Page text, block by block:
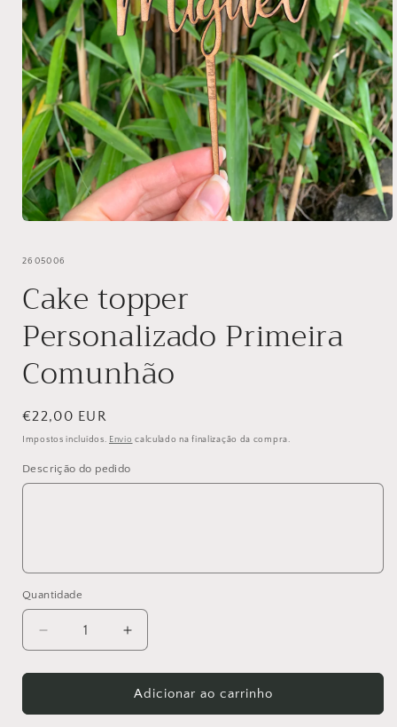
1
modal
SKU:
2605006
Cake topper
Personalizado Primeira
Comunhão
Preço
normal
€22,00 EUR
Impostos incluídos. Envio calculado na finalização da compra.
Descrição do pedido
Quantidade
Quantidade
Diminuir
a
quantidade
Cake
Aumentar
a
quantidade
de
Cake
Adicionar ao carrinho